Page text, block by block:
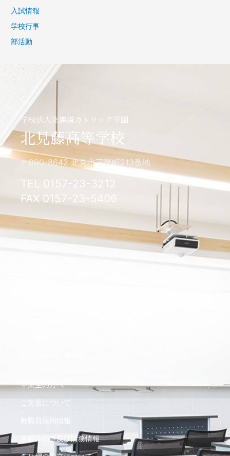
入試情報
学校行事
部活動
学校法人北海道カトリック学園
北見藤高等学校
〒090-8642 北見市三楽町213番地
TEL 0157-23-3212
FAX 0157-23-5406
卒業生の方へ
ご支援について
教職員採用情報
学校評価等及び財務情報